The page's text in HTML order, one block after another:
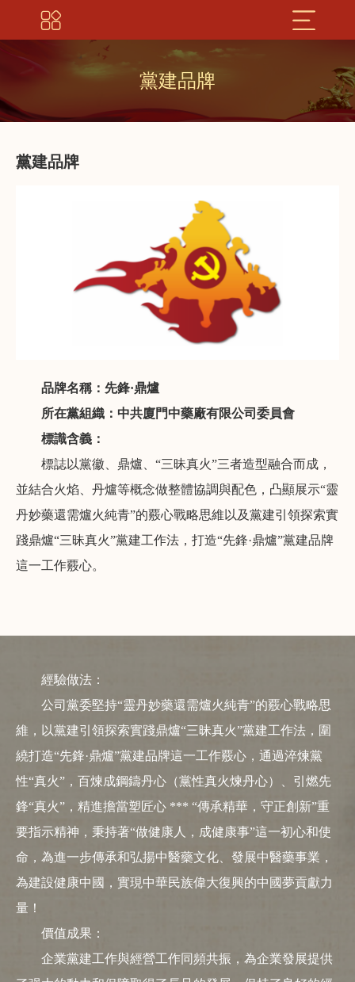
黨建品牌
黨建品牌
品牌名稱：先鋒·鼎爐
所在黨組織：中共廈門中藥廠有限公司委員會
標識含義：
標誌以黨徽、鼎爐、“三昧真火”三者造型融合而成，
並結合火焰、丹爐等概念做整體協調與配色，凸顯展示“靈
丹妙藥還需爐火純青”的覈心戰略思維以及黨建引領探索實
踐鼎爐“三昧真火”黨建工作法，打造“先鋒·鼎爐”黨建品牌
這一工作覈心。
經驗做法：
公司黨委堅持“靈丹妙藥還需爐火純青”的覈心戰略思
維，以黨建引領探索實踐鼎爐“三昧真火”黨建工作法，圍
繞打造“先鋒·鼎爐”黨建品牌這一工作覈心，通過淬煉黨
性“真火”，百煉成鋼鑄丹心（黨性真火煉丹心）、引燃先
鋒“真火”，精進擔當塑匠心 *** “傳承精華，守正創新”重
要指示精神，秉持著“做健康人，成健康事”這一初心和使
命，為進一步傳承和弘揚中醫藥文化、發展中醫藥事業，
為建設健康中國，實現中華民族偉大復興的中國夢貢獻力
量！
價值成果：
企業黨建工作與經營工作同頻共振，為企業發展提供